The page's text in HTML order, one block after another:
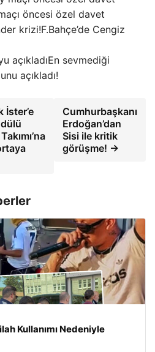
öncesi özel davet
F.Bahçe’de Cengiz
En sevmediği
açıkladı!
Cumhurbaşkanı
Erdoğan’dan
Sisi ile kritik
görüşme! →
Kullanımı Nedeniyle